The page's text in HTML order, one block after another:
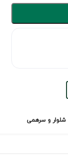
شلوار و سرهمی